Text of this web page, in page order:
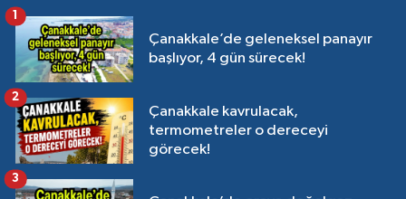
Çanakkale’de geleneksel panayır
başlıyor, 4 gün sürecek!
1
Çanakkale kavrulacak,
termometreler o dereceyi
görecek!
2
3